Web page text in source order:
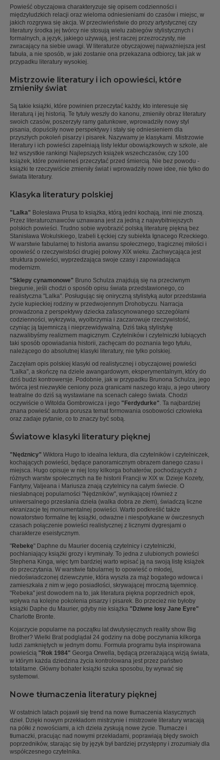
Powieść obyczajowa charakteryzuje się opisem codzienności i
międzyludzkich relacji oraz wieloma odniesieniami do czasów i miejsc, w
jakich rozgrywa się akcja. W przeciwieństwie do prozy artystycznej czy
literatury środka jej twórcy nie stosują wielu zabiegów stylistycznych i
formalnych, a język, jakiego używają, jest raczej przezroczysty, nie
zwracający na siebie uwagi. W literaturze obyczajowej najważniejsza jest
fabuła, a nie sposób, w jaki zostanie ona przekazana odbiorcy, tak jak w
przypadku literatury wysokiej.
Mistrzowie literatury i ich opowieści, które
zmieniły świat
Są takie książki, które powinien przeczytać każdy, kto interesuje się
literaturą i jej historią. Te tytuły weszły do kanonu, zmieniły obraz literatury
swoich czasów, poszerzyły ramy gatunkowe, wprowadziły nowy styl
pisania, dopuściły nowe perspektywy i stały się odniesieniem dla
przyszłych pokoleń pisarzy i pisarek. Nazywamy je klasykami. Mistrzowie
literatury i ich powieści zapełniają listy lektur obowiązkowych w szkole, ale
też wszystkie rankingi Najlepszych książek wszechczasów, czy 100
książek, które powinieneś przeczytać przed śmiercią. Nie bez powodu -
książki te rzeczywiście zmieniły świat i wprowadziły nowe idee, nie tylko do
świata literatury.
Klasyka literatury polskiej
"Lalka" Bolesława Prusa to książka, którą jedni kochają, inni nie znoszą.
Przez literaturoznawców uznawana jest za jedną z najwybitniejszych
polskich powieści. Trudno sobie wyobrazić polską literaturę piękną bez
Stanisława Wokulskiego, Izabeli Łęckiej czy subiekta Ignacego Rzeckiego.
W warstwie fabularnej to historia awansu społecznego, tragicznej miłości i
opowieść o rzeczywistości drugiej połowy XIX wieku. Zachwycająca jest
struktura powieści, wyprzedzająca swoje czasy i zapowiadająca
modernizm.
"Sklepy cynamonowe" Bruno Schulza znajdują się na przeciwnym
biegunie, jeśli chodzi o sposób opisu świata przedstawionego, co
realistyczna "Lalka". Posługując się oniryczną stylistyką autor przedstawia
życie kupieckiej rodziny w przedwojennym Drohobyczu. Narracja
prowadzona z perspektywy dziecka zafascynowanego szczegółami
codzienności, wykrzywia, wyolbrzymia i zaczarowuje rzeczywistość,
czyniąc ją tajemniczą i nieprzewidywalną. Dziś taką stylistykę
nazwalibyśmy realizmem magicznym. Czytelników i czytelniczki lubiących
taki sposób opowiadania historii, zachęcam do poznania tego tytułu,
należącego do absolutnej klasyki literatury, nie tylko polskiej.
Zaczęłam opis polskiej klasyki od realistycznej i obyczajowej powieści
"Lalka", a skończę na dziele awangardowym, eksperymentalnym, który do
dziś budzi kontrowersje. Podobnie, jak w przypadku Brunona Schulza, jego
twórca jest niezwykle ceniony poza granicami naszego kraju, a jego utwory
teatralne do dziś są wystawiane na scenach całego świata. Chodzi
oczywiście o Witolda Gombrowicza i jego "Ferdydurke". Ta najbardziej
znana powieść autora porusza temat formowania osobowości człowieka
oraz zadaje pytanie, co to znaczy być sobą.
Światowe klasyki literatury pięknej
"Nędznicy" Wiktora Hugo to idealna lektura, dla czytelników i czytelniczek,
kochających powieści, będące panoramicznym obrazem danego czasu i
miejsca. Hugo opisuje w niej losy kilkorga bohaterów, pochodzących z
różnych warstw społecznych na tle historii Francji w XIX w. Dzieje Kozety,
Fantyny, Valjeana i Mariusza znają czytelnicy na całym świecie. O
niesłabnącej popularności "Nędzników", wynikającej również z
uniwersalnego przesłania dzieła (walka dobra ze złem), świadczą liczne
ekranizacje tej monumentalnej powieści. Warto podkreślić także
nowatorstwo formalne tej książki, odważne i niespotykane w ówczesnych
czasach połączenie powieści realistycznej z licznymi dygresjami o
charakterze eseistycznym.
"Rebekę" Daphne du Maurier docenią czytelnicy i czytelniczki,
pochłaniający książki grozy i kryminały. To jedna z ulubionych powieści
Stephena Kinga, więc tym bardziej warto wpisać ją na swoją listę książek
do przeczytania. W warstwie fabularnej to opowieść o młodej,
niedoświadczonej dziewczynie, która wyszła za mąż bogatego wdowca i
zamieszkała z nim w jego posiadłości, skrywającej mroczną tajemnicę.
"Rebeka" jest dowodem na to, jak literatura piękna poprzednich epok,
wpływa na kolejne pokolenia pisarzy i pisarek. Bo przecież nie byłoby
książki Daphe du Maurier, gdyby nie książka "Dziwne losy Jane Eyre"
Charlotte Bronte.
Kojarzycie popularne na początku lat dwutysięcznych reality show Big
Brother? Wielki Brat podglądał 24 godziny na dobę poczynania kilkorga
ludzi zamkniętych w jednym domu. Formuła programu była inspirowana
powieścią "Rok 1984" Georga Orwella, będącą przerażającą wizją świata,
w którym każda dziedzina życia kontrolowana jest przez państwo
totalitarne. Główny bohater książki szuka sposobu, by wyrwać się
systemowi.
Nowe tłumaczenia literatury pięknej
W ostatnich latach pojawił się trend na nowe tłumaczenia klasycznych
dzieł. Dzięki nowym przekładom mistrzynie i mistrzowie literatury wracają
na półki z nowościami, a ich dzieła zyskują nowe życie. Tłumacze i
tłumaczki, pracując nad nowymi przekładami, poprawiają błędy swoich
poprzedników, starając się by język był bardziej przystępny i zrozumiały dla
współczesnego czytelnika.